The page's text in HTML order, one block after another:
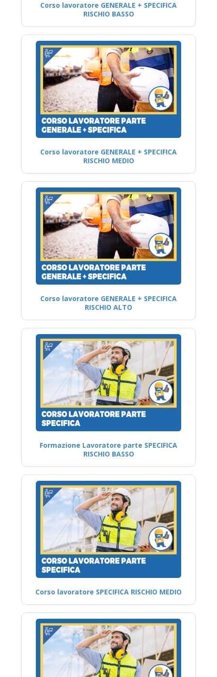
Corso lavoratore GENERALE + SPECIFICA
RISCHIO BASSO
Corso lavoratore GENERALE + SPECIFICA
RISCHIO MEDIO
Corso lavoratore GENERALE + SPECIFICA
RISCHIO ALTO
Formazione Lavoratore parte SPECIFICA
RISCHIO BASSO
Corso lavoratore SPECIFICA RISCHIO MEDIO